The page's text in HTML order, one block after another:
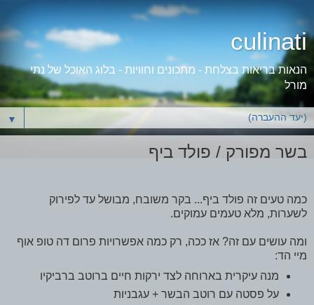
culinati
הנאות בריאות בצלחת - מתכונים וחוויות - בלוג האוכל של נתי
מורל
▼
בשר מפורק / פולד ביף
כמה טעים זה פולד ביף... בקר משובח, מבושל עד לפירוק
לשערות, מלא טעמים עמוקים.
ומה עושים עם זה? אז ככה, רק כמה אפשרויות פרום דה טופ אוף
מיי הד:
מנה עיקרית בארוחה לצד ירקות חיים ברוטב ברביקיו
על פסטה עם רוטב הבשר + עגבניות